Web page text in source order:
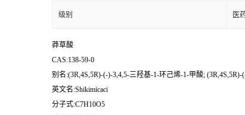
级别 医
莽草酸
CAS:138-59-0
别名:(3R,4S,5R)-(-)-3,4,5-三羟基-1-环己烯-1-甲酸;
英文名:Shikimicaci
分子式:C7H10O5